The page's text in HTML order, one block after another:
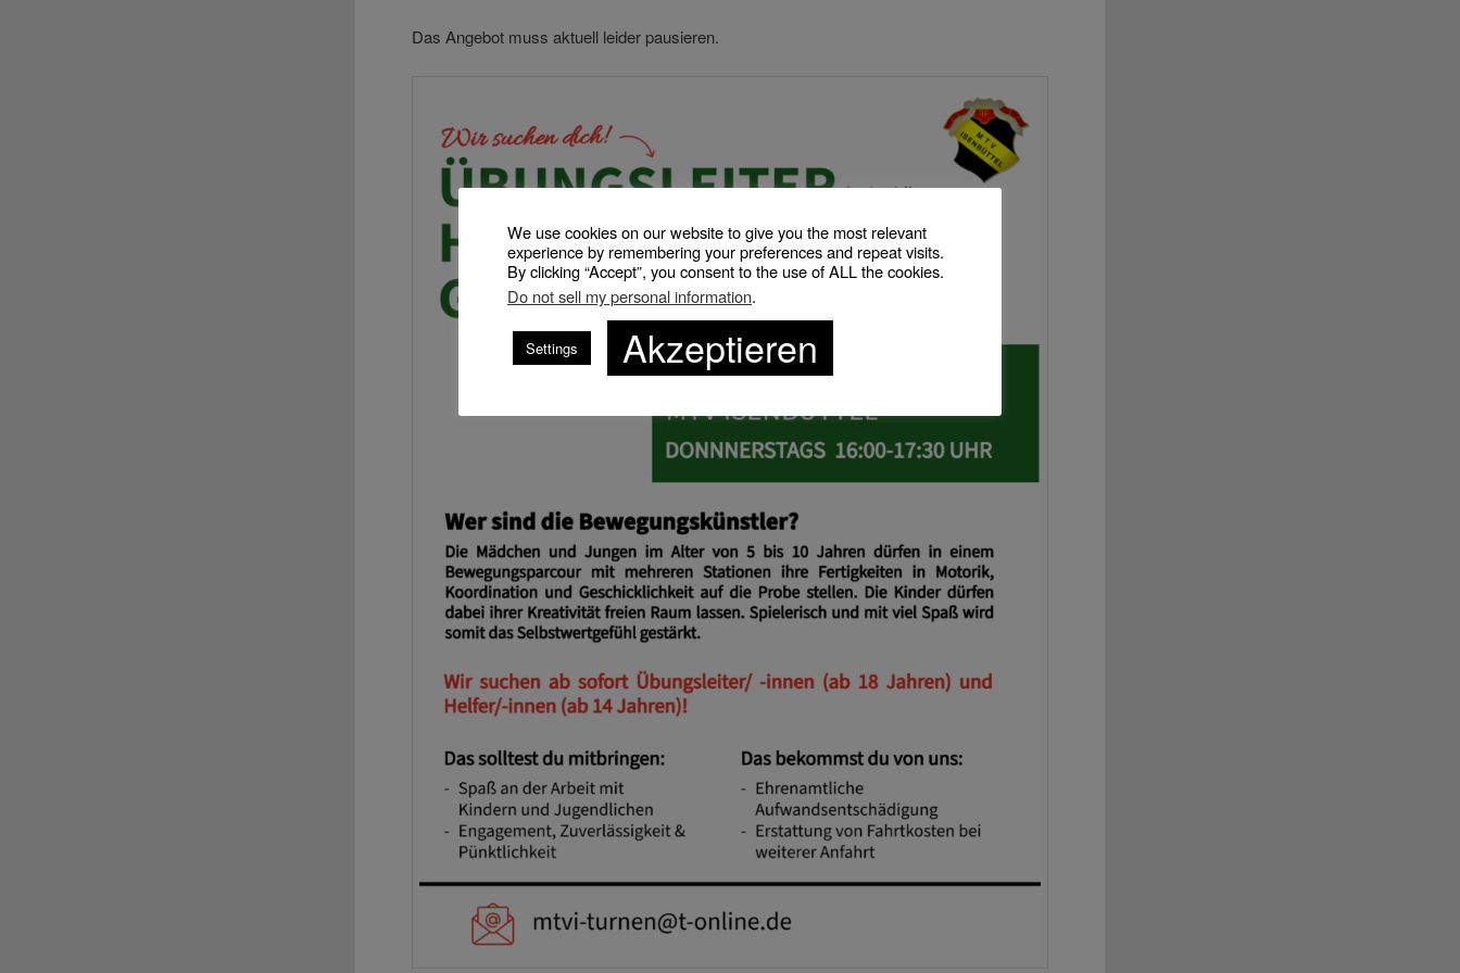
Das Angebot muss aktuell leider pausieren.
We use cookies on our website to give you the most relevant
experience by remembering your preferences and repeat visits.
By clicking “Accept”, you consent to the use of ALL the cookies.
Do not sell my personal information.
Settings Akzeptieren